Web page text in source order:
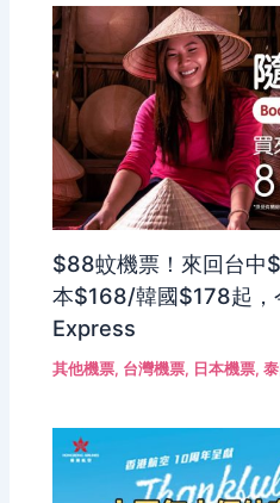
$88蚊機票！來回台
本$168/韓國$178起，
Express
其他機票, 台灣機票, 日本機票,